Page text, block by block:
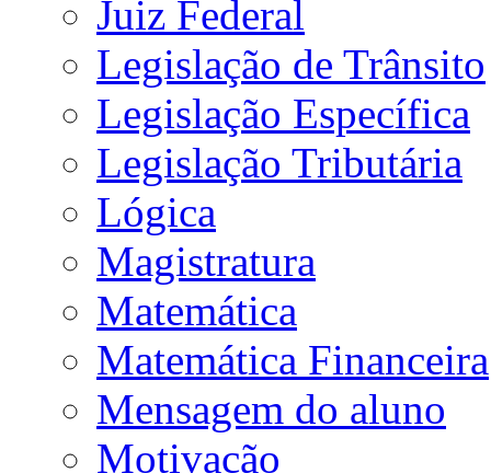
Juiz Federal
Legislação de Trânsito
Legislação Específica
Legislação Tributária
Lógica
Magistratura
Matemática
Matemática Financeira
Mensagem do aluno
Motivação